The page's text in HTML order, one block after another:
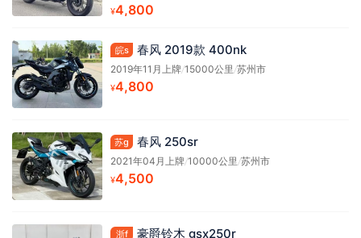
¥4,800
皖s 春风 2019款 400nk
2019年11月上牌/15000公里/苏州市
¥4,800
苏g 春风 250sr
2021年04月上牌/10000公里/苏州市
¥4,500
浙f 豪爵铃木 gsx250r